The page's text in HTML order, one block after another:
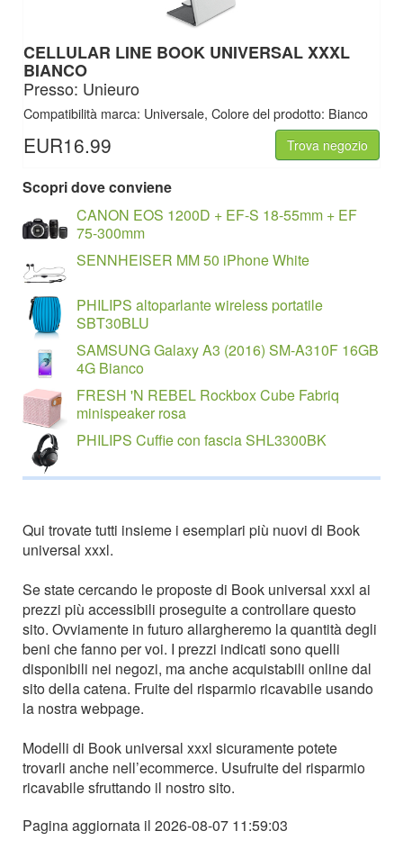
CELLULAR LINE BOOK UNIVERSAL XXXL
BIANCO
Presso: Unieuro
Compatibilità marca: Universale, Colore del prodotto: Bianco
EUR16.99 Trova negozio
Scopri dove conviene
CANON EOS 1200D + EF-S 18-55mm + EF
75-300mm
SENNHEISER MM 50 iPhone White
PHILIPS altoparlante wireless portatile
SBT30BLU
SAMSUNG Galaxy A3 (2016) SM-A310F 16GB
4G Bianco
FRESH 'N REBEL Rockbox Cube Fabriq
minispeaker rosa
PHILIPS Cuffie con fascia SHL3300BK
Qui trovate tutti insieme i esemplari più nuovi di Book
universal xxxl.
Se state cercando le proposte di Book universal xxxl ai
prezzi più accessibili proseguite a controllare questo
sito. Ovviamente in futuro allargheremo la quantità degli
beni che fanno per voi. I prezzi indicati sono quelli
disponibili nei negozi, ma anche acquistabili online dal
sito della catena. Fruite del risparmio ricavabile usando
la nostra webpage.
Modelli di Book universal xxxl sicuramente potete
trovarli anche nell’ecommerce. Usufruite del risparmio
ricavabile sfruttando il nostro sito.
Pagina aggiornata il 2026-08-07 11:59:03